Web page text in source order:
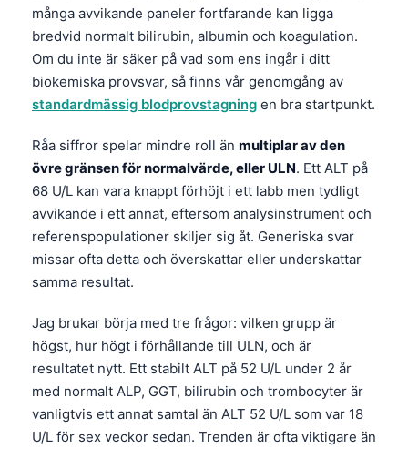
många avvikande paneler fortfarande kan ligga
bredvid normalt bilirubin, albumin och koagulation.
Om du inte är säker på vad som ens ingår i ditt
biokemiska provsvar, så finns vår genomgång av
standardmässig blodprovstagning en bra startpunkt.
Råa siffror spelar mindre roll än multiplar av den
övre gränsen för normalvärde, eller ULN. Ett ALT på
68 U/L kan vara knappt förhöjt i ett labb men tydligt
avvikande i ett annat, eftersom analysinstrument och
referenspopulationer skiljer sig åt. Generiska svar
missar ofta detta och överskattar eller underskattar
samma resultat.
Jag brukar börja med tre frågor: vilken grupp är
högst, hur högt i förhållande till ULN, och är
resultatet nytt. Ett stabilt ALT på 52 U/L under 2 år
med normalt ALP, GGT, bilirubin och trombocyter är
vanligtvis ett annat samtal än ALT 52 U/L som var 18
U/L för sex veckor sedan. Trenden är ofta viktigare än